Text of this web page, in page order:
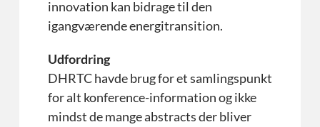
innovation kan bidrage til den
igangværende energitransition.
Udfordring
DHRTC havde brug for et samlingspunkt
for alt konference-information og ikke
mindst de mange abstracts der bliver